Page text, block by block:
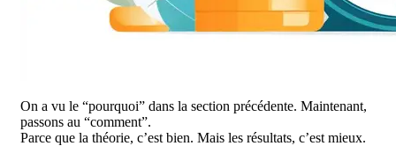
On a vu le “pourquoi” dans la section précédente. Maintenant,
passons au “comment”.
Parce que la théorie, c’est bien. Mais les résultats, c’est mieux.